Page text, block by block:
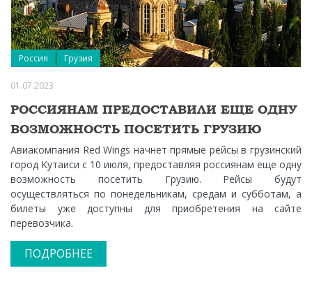
Россия Грузия
01.07.2023
РОССИЯНАМ ПРЕДОСТАВИЛИ ЕЩЕ ОДНУ
ВОЗМОЖНОСТЬ ПОСЕТИТЬ ГРУЗИЮ
Авиакомпания Red Wings начнет прямые рейсы в грузинский
город Кутаиси с 10 июля, предоставляя россиянам еще одну
возможность посетить Грузию. Рейсы будут
осуществляться по понедельникам, средам и субботам, а
билеты уже доступны для приобретения на сайте
перевозчика.
ПОДРОБНЕЕ